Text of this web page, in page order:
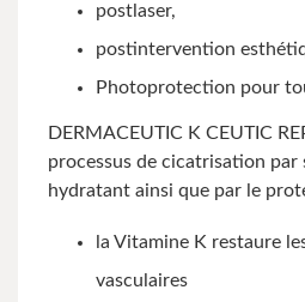
postlaser,
postintervention
Photoprotection pour
DERMACEUTIC K CEUTIC
processus de cicatrisation
hydratant ainsi que par le
la Vitamine K restaure
vasculaires